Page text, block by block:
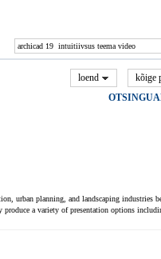
loend
kõige
urban planning, and landscaping industries
a variety of presentation options